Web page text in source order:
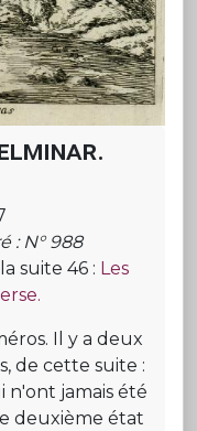
: N° 988
suite 46 : Les
Il y a deux
de cette suite :
n'ont jamais été
deuxième état